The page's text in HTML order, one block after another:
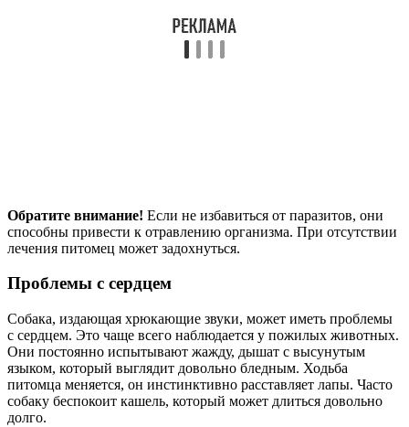
Обратите внимание! Если не избавиться от паразитов, они
способны привести к отравлению организма. При отсутствии
лечения питомец может задохнуться.
Проблемы с сердцем
Собака, издающая хрюкающие звуки, может иметь проблемы
с сердцем. Это чаще всего наблюдается у пожилых животных.
Они постоянно испытывают жажду, дышат с высунутым
языком, который выглядит довольно бледным. Ходьба
питомца меняется, он инстинктивно расставляет лапы. Часто
собаку беспокоит кашель, который может длиться довольно
долго.